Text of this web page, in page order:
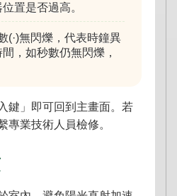
置是否過高。
(·)無閃爍，代表時鐘異
，如秒數仍無閃爍，
鍵」即可回到主畫面。若
專業技術人員檢修。